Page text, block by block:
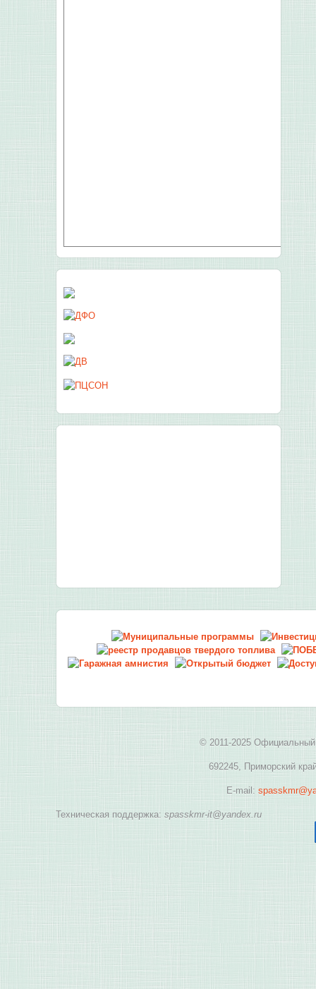
© 2011-2025 Официальный
692245, Приморский
E-mail:
Техническая поддержка: spasskmr-it@yandex.ru